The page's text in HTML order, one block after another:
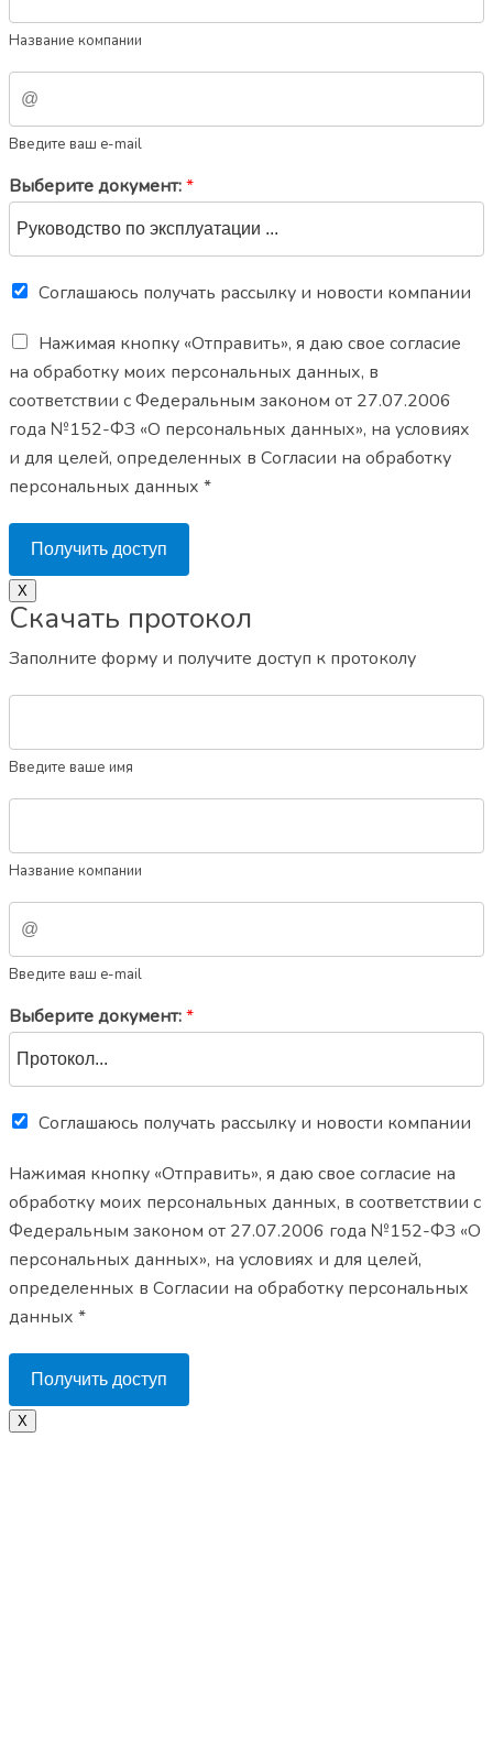
Название компании
Введите ваш e-mail
Выберите документ:*
Соглашаюсь получать рассылку и новости компании
Нажимая кнопку «Отправить», я даю свое согласие
на обработку моих персональных данных, в
соответствии с Федеральным законом от 27.07.2006
года №152-ФЗ «О персональных данных», на условиях
и для целей, определенных в Согласии на обработку
персональных данных *
Получить доступ
X
Скачать протокол
Заполните форму и получите доступ к протоколу
Введите ваше имя
Название компании
Введите ваш e-mail
Выберите документ:*
Соглашаюсь получать рассылку и новости компании
Нажимая кнопку «Отправить», я даю свое согласие на
обработку моих персональных данных, в соответствии с
Федеральным законом от 27.07.2006 года №152-ФЗ «О
персональных данных», на условиях и для целей,
определенных в Согласии на обработку персональных
данных *
Получить доступ
X